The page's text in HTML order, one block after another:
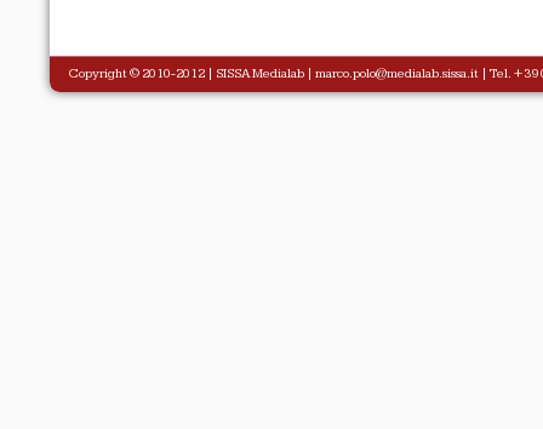
Copyright © 2010-2012 | SISSA Medialab | marco.polo@medialab.sissa.it | Tel. +39